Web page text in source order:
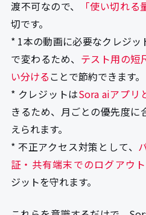
渡不可なので、 「使い切れる
切です。
* 1本の動画に必要なクレジッ
で変わるため、 テスト用の短
い分けることで節約できます。
* クレジットはSora aiアプリ
きるため、月ごとの優先度に
えられます。
* 不正アクセス対策として、
証・共有端末でのログアウト
ジットを守れます。